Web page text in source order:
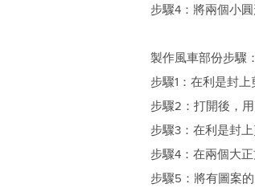
步驟4：將兩個小
製作風車部份步驟：
步驟1：在利是封
步驟2：打開後，
步驟3：在利是封
步驟4：在兩個大
步驟5：將有圖案